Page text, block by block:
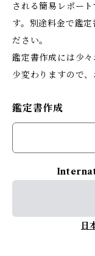
される簡易レポー
す。別途料金で鑑
ださい。
鑑定書作成には少
少変わりますので
鑑定書作成
日